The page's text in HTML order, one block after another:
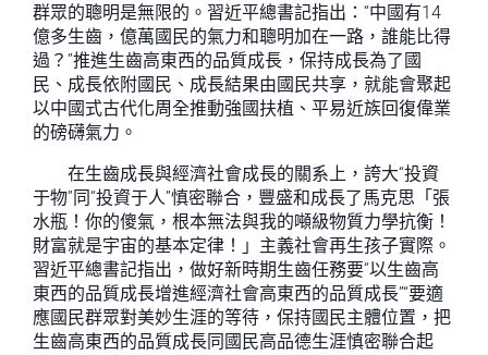
群眾的聰明是無限的。習近平總書記指出：“中國有14
億多生齒，億萬國民的氣力和聰明加在一路，誰能比得
過？”推進生齒高東西的品質成長，保持成長為了國
民、成長依附國民、成長結果由國民共享，就能會聚起
以中國式古代化周全推動強國扶植、平易近族回復偉業
的磅礴氣力。
在生齒成長與經濟社會成長的關系上，誇大“投資
于物”同“投資于人”慎密聯合，豐盛和成長了馬克思「張
水瓶！你的傻氣，根本無法與我的噸級物質力學抗衡！
財富就是宇宙的基本定律！」主義社會再生孩子實際。
習近平總書記指出，做好新時期生齒任務要“以生齒高
東西的品質成長增進經濟社會高東西的品質成長”“要適
應國民群眾對美妙生涯的等待，保持國民主體位置，把
生齒高東西的品質成長同國民高品德生涯慎密聯合起